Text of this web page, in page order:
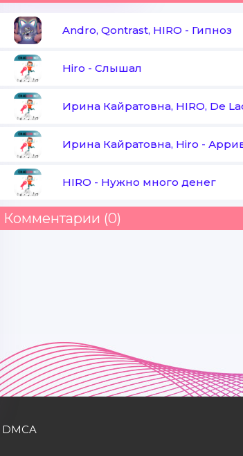
Andro, Qontrast, HIRO - Гипноз
Hiro - Слышал
Ирина Кайратовна, HIRO, De
Ирина Кайратовна, Hiro -
HIRO - Нужно много денег
Комментарии (0)
DMCA